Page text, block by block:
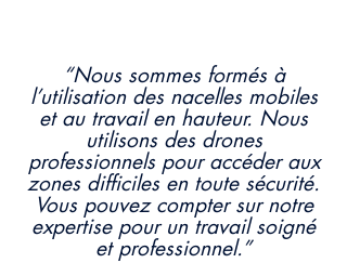
“Nous sommes formés à
l’utilisation des nacelles mobiles
et au travail en hauteur. Nous
utilisons des drones
professionnels pour accéder aux
zones difficiles en toute sécurité.
Vous pouvez compter sur notre
expertise pour un travail soigné
et professionnel.”